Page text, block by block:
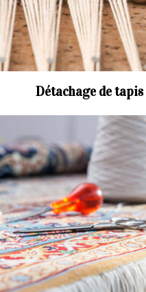
Détachage de tapis